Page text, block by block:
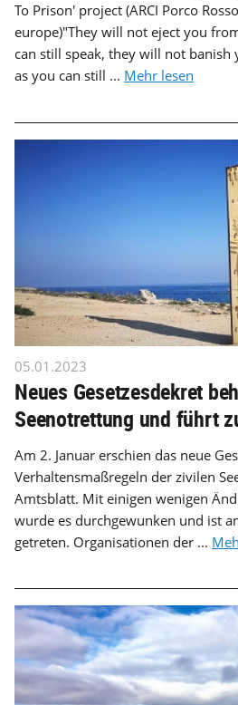
To Prison' project (ARCI Porco
europe)"They will not eject you
can still speak, they will not banish
as you can still ... Mehr lesen
05.01.2023
Neues Gesetzesdekret
Seenotrettung und führt
Am 2. Januar erschien das neue
Verhaltensmaßregeln der zivilen
Amtsblatt. Mit einigen wenigen
wurde es durchgewunken und ist
getreten. Organisationen der ...